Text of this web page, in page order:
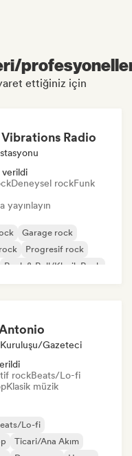
ettiğiniz için
Radio
Deneysel rockFunk
yayınlayın
Garage rock
Progresif rock
Rock & Roll/Klasik Rock
Gazeteci
rockBeats/Lo-fi
Klasik müzik
Lo-fi
Ticari/Ana Akım